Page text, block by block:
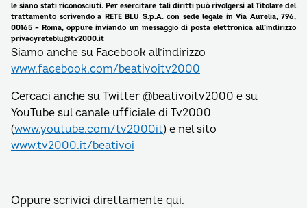
le siano stati riconosciuti. Per esercitare tali diritti può rivolgersi al Titolare del
trattamento scrivendo a RETE BLU S.p.A. con sede legale in Via Aurelia, 796,
00165 – Roma, oppure inviando un messaggio di posta elettronica all’indirizzo
privacyreteblu@tv2000.it
Siamo anche su Facebook all’indirizzo
www.facebook.com/beativoitv2000
Cercaci anche su Twitter @beativoitv2000 e su
YouTube sul canale ufficiale di Tv2000
(www.youtube.com/tv2000it) e nel sito
www.tv2000.it/beativoi
Oppure scrivici direttamente qui.